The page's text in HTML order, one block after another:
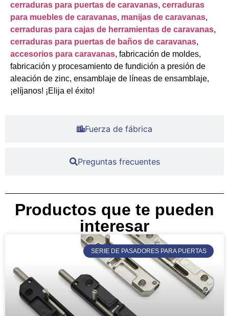
Fuerza de fábrica
Preguntas frecuentes
cerraduras para puertas de caravanas, cerraduras
para muebles de caravanas, manijas de caravanas,
cerraduras para cajas de herramientas de caravanas,
cerraduras para puertas de baños de caravanas,
accesorios para caravanas, fabricación de moldes,
fabricación y procesamiento de fundición a presión de
aleación de zinc, ensamblaje de líneas de ensamblaje,
¡elíjanos! ¡Elija el éxito!
Productos que te pueden
interesar
SERIE DE PASADORES PARA PUERTAS